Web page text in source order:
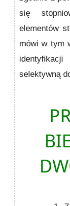
się
elementów
mówi w tym
selektywną